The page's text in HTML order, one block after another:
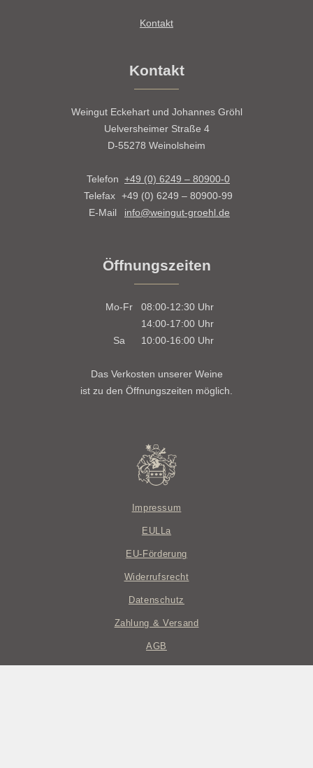
Kontakt
Kontakt
Weingut Eckehart und Johannes Gröhl
Uelversheimer Straße 4
D-55278 Weinolsheim
Telefon +49 (0) 6249 – 80900-0
Telefax +49 (0) 6249 – 80900-99
E-Mail
info@weingut-groehl.de
Öffnungszeiten
Mo-Fr 08:00-12:30Uhr
14:00-17:00Uhr
Sa
10:00-16:00Uhr
Das Verkosten unserer Weine
ist zu den Öffnungszeiten möglich.
Impressum
EULLa
EU-Förderung
Widerrufsrecht
Datenschutz
Zahlung & Versand
AGB